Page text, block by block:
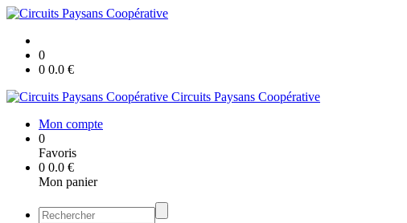
0
0 0.0 €
Circuits Paysans Coopérative
Mon compte
0
Favoris
0 0.0 €
Mon panier